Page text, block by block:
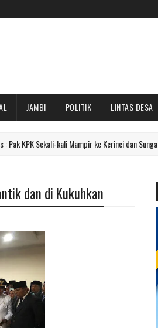
JAMBI POLITIK LINTAS DESA
kali Mampir ke Kerinci dan Sungai Penuh Dong!
dan di Kukuhkan